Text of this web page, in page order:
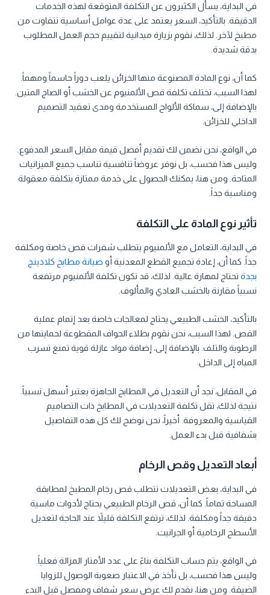
في البداية، يسأل الكثيرون عن التكلفة المتوقعة لهذه الخدمات
الدقيقة. بالتأكيد، السعر يعتمد على عدة عوامل أساسية تتفاوت من
مطبخ لآخر. لذلك، نقوم بزيارة ميدانية لتقييم حجم العمل المطلوب
بدقة شديدة.
كما أن، نوع المادة المصنوعة منها الخزائن يلعب دوراً حاسماً ومهماً.
لهذا السبب، تختلف تكلفة قص الألمنيوم عن الخشب أو الصاج المتين.
بالإضافة إلى، سماكة الألواح المستخدمة ومدى تعقيد التصميم
الداخلي للخزائن.
في الواقع، نحن نضمن لك تقديم أفضل قيمة مقابل السعر المدفوع.
وليس هذا فحسب، بل نوفر عروضاً تنافسية تناسب جميع الميزانيات
المتاحة. ومن هنا، يمكنك الحصول على خدمة ممتازة بتكلفة معقولة
ومناسبة جداً.
تأثير نوع المادة على التكلفة
في البداية، التعامل مع الألمنيوم يتطلب شفرات قص خاصة ومكلفة
جداً. كما أن، إعادة تجميع القطع المعدنية أو صيانة مطابخ كلادينج
بجدة تحتاج لمهارة عالية. لذلك، قد تكون تكلفة الألمنيوم مرتفعة
نسبياً مقارنة بالخشب العادي والمألوف.
بالتأكيد، الخشب الطبيعي يحتاج لمعالجات خاصة بعد إتمام عملية
القص. لهذا السبب، نحن نقوم بطلاء الحواف المقطوعة لحمايتها من
الرطوبة والتلف. بالإضافة إلى، إضافة مواد عازلة قوية تمنع تسرب
المياه إلى الداخل.
في المقابل، نجد أن التعديل في المطابخ الجاهزة يعتبر أسهل نسبياً.
نتيجة لذلك، تقل تكلفة التعديلات في المطابخ ذات التصاميم
القياسية والمعروفة. أخيراً، نحن نوضح لك كل هذه التفاصيل
بشفافية قبل بدء العمل.
أبعاد التعديل وقص الرخام
في البداية، بعض التعديلات تتطلب قص رخام المطبخ لمطابقة
المساحة تماماً. كما أن، قص الرخام الطبيعي يحتاج لأدوات ماسية
دقيقة جداً ومكلفة. لذلك، ترتفع التكلفة قليلاً عند الحاجة لتعديل
الأسطح الرخامية أو الجرانيت.
في الواقع، يتم حساب التكلفة بناءً على عدد الأمتار المزالة فعلياً.
وليس هذا فحسب، بل نأخذ في الاعتبار صعوبة الوصول للزوايا
الضيقة. ومن هنا، نقدم لك عرض سعر شفاف ومفصل قبل البدء